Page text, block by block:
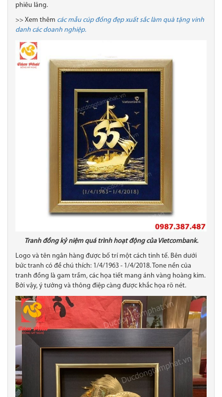
phiêu lãng.
>> Xem thêm các mẫu cúp đồng đẹp xuất sắc làm quà tặng vinh
danh các doanh nghiệp.
Tranh đồng kỷ niệm quá trình hoạt động của Vietcombank.
Logo và tên ngân hàng được bố trí một cách tinh tế. Bên dưới
bức tranh có đề chú thích: 1/4/1963 - 1/4/2018. Tone nền của
tranh đồng là gam trầm, các họa tiết mang ánh vàng hoàng kim.
Bởi vậy, ý tưởng và thông điệp càng được khắc họa rõ nét.